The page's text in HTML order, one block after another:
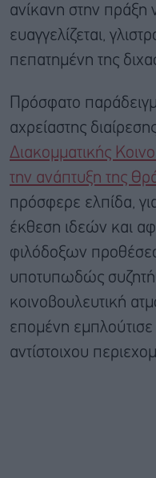
ανίκανη στην πράξη
ευαγγελίζεται,
πεπατημένη της
Πρόσφατο
αχρείαστης
Διακομματικής
την ανάπτυξη της
πρόσφερε ελπίδα,
έκθεση ιδεών και
φιλόδοξων
υποτυπωδώς
κοινοβουλευτική
επομένη
αντίστοιχου